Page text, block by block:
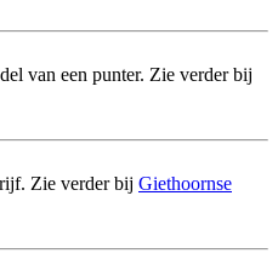
van een punter. Zie verder bij
Zie verder bij Giethoornse